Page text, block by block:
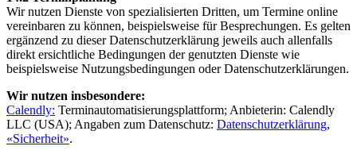
Wir nutzen Dienste von spezialisierten Dritten, um Termine online
vereinbaren zu können, beispielsweise für Besprechungen. Es gelten
ergänzend zu dieser Datenschutzerklärung jeweils auch allenfalls
direkt ersichtliche Bedingungen der genutzten Dienste wie
beispielsweise Nutzungsbedingungen oder Datenschutzerklärungen.
Wir nutzen insbesondere:
Calendly: Terminautomatisierungsplattform; Anbieterin: Calendly
LLC (USA); Angaben zum Datenschutz: Datenschutzerklärung,
«Sicherheit».